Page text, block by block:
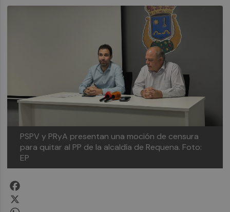
PSPV y PRyA presentan una moción de censura
para quitar al PP de la alcaldía de Requena. Foto:
EP